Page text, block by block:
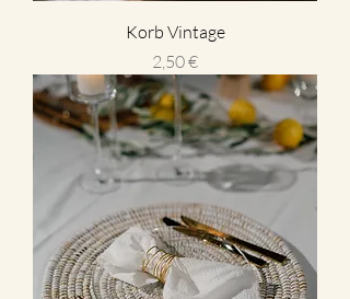
Korb Vintage
Preis
2,50 €